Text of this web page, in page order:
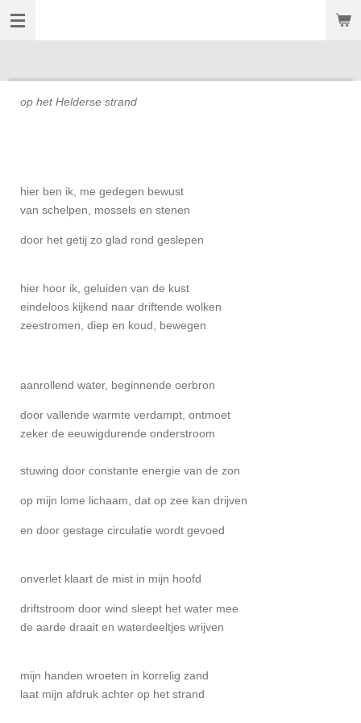
Ga
op het Helderse strand
hier ben ik, me gedegen bewust
van schelpen, mossels en stenen
door het getij zo glad rond geslepen
hier hoor ik, geluiden van de kust
eindeloos kijkend naar driftende wolken
zeestromen, diep en koud, bewegen
aanrollend water, beginnende oerbron
door vallende warmte verdampt, ontmoet
zeker de eeuwigdurende onderstroom
stuwing door constante energie van de zon
op mijn lome lichaam, dat op zee kan drijven
en door gestage circulatie wordt gevoed
onverlet klaart de mist in mijn hoofd
driftstroom door wind sleept het water mee
de aarde draait en waterdeeltjes wrijven
mijn handen wroeten in korrelig zand
laat mijn afdruk achter op het strand